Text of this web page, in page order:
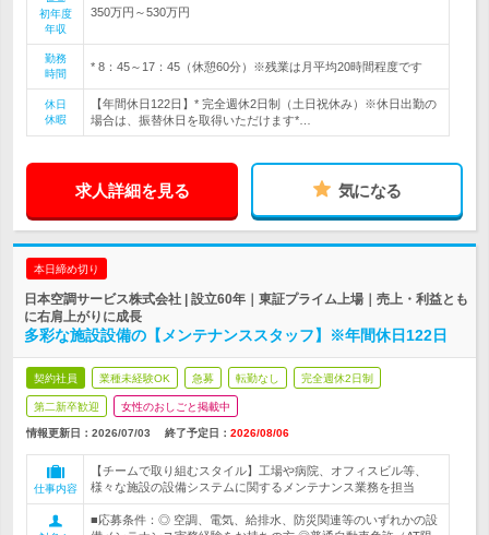
初年度
年収
350万円～530万円
勤務
時間
* 8：45～17：45（休憩60分）※残業は月平均20時間程度です
休日
休暇
【年間休日122日】* 完全週休2日制（土日祝休み）※休日出勤の
場合は、振替休日を取得いただけます*…
求人詳細を見る 気になる
本日締め切り
日本空調サービス株式会社 | 設立60年｜東証プライム上場｜売上・利益とも
に右肩上がりに成長
多彩な施設設備の【メンテナンススタッフ】※年間休日122日
契約社員 業種未経験OK 急募 転勤なし 完全週休2日制
第二新卒歓迎 女性のおしごと掲載中
情報更新日：2026/07/03 終了予定日： 2026/08/06
仕事内容
【チームで取り組むスタイル】工場や病院、オフィスビル等、
様々な施設の設備システムに関するメンテナンス業務を担当
■応募条件：◎ 空調、電気、給排水、防災関連等のいずれかの設